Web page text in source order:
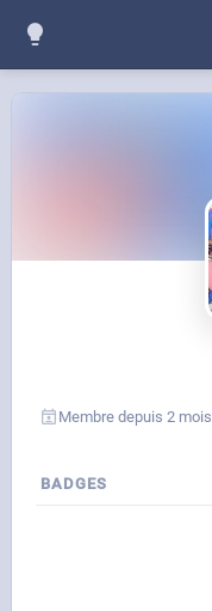
Membre depuis 2 mois
BADGES